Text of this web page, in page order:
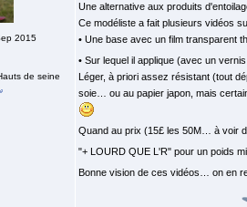
2015
de seine
Une alternative aux produits
Ce modéliste a fait plusieurs vidéos
• Une base avec un film transparent
• Sur lequel il applique (avec un
Léger, à priori assez résistant (tout
soie… ou au papier japon, mais
Quand au prix (15£ les 50M… à voir
"+ LOURD QUE L'R" pour un poids
Bonne vision de ces vidéos… on en